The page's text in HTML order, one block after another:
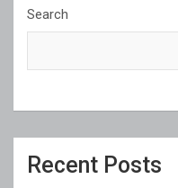
Search
Recent Posts